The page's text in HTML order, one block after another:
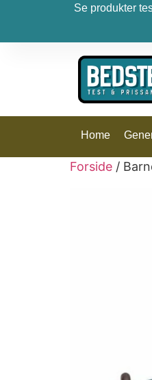
Se produkter
Home
Forside /